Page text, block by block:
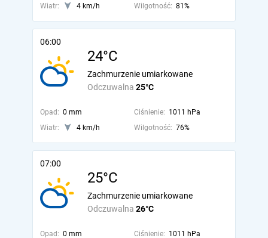
Wiatr:
4 km/h Wilgotność: 81%
06:00
24°C
Odczuwalna 25°C
Zachmurzenie umiarkowane
Opad: 0 mm Ciśnienie: 1011 hPa
Wiatr:
4 km/h Wilgotność: 76%
07:00
25°C
Odczuwalna 26°C
Zachmurzenie umiarkowane
Opad: 0 mm Ciśnienie: 1011 hPa